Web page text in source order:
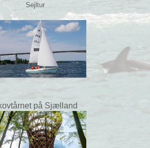
Sejltur
på Sjælland